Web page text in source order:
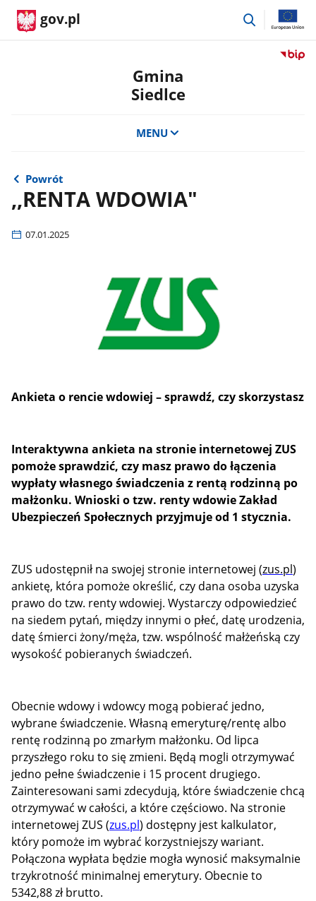
gov.pl
przejdź
Przejdź
Gmina
Siedlce
MENU
Powrót
,,RENTA WDOWIA"
07.01.2025
Ankieta o rencie wdowiej – sprawdź, czy skorzystasz
Interaktywna ankieta na stronie internetowej ZUS
pomoże sprawdzić, czy masz prawo do łączenia
wypłaty własnego świadczenia z rentą rodzinną po
małżonku. Wnioski o tzw. renty wdowie Zakład
Ubezpieczeń Społecznych przyjmuje od 1 stycznia.
ZUS udostępnił na swojej stronie internetowej (zus.pl)
ankietę, która pomoże określić, czy dana osoba uzyska
prawo do tzw. renty wdowiej. Wystarczy odpowiedzieć
na siedem pytań, między innymi o płeć, datę urodzenia,
datę śmierci żony/męża, tzw. wspólność małżeńską czy
wysokość pobieranych świadczeń.
Obecnie wdowy i wdowcy mogą pobierać jedno,
wybrane świadczenie. Własną emeryturę/rentę albo
rentę rodzinną po zmarłym małżonku. Od lipca
przyszłego roku to się zmieni. Będą mogli otrzymywać
jedno pełne świadczenie i 15 procent drugiego.
Zainteresowani sami zdecydują, które świadczenie chcą
otrzymywać w całości, a które częściowo. Na stronie
internetowej ZUS (zus.pl) dostępny jest kalkulator,
który pomoże im wybrać korzystniejszy wariant.
Połączona wypłata będzie mogła wynosić maksymalnie
trzykrotność minimalnej emerytury. Obecnie to
5342,88 zł brutto.